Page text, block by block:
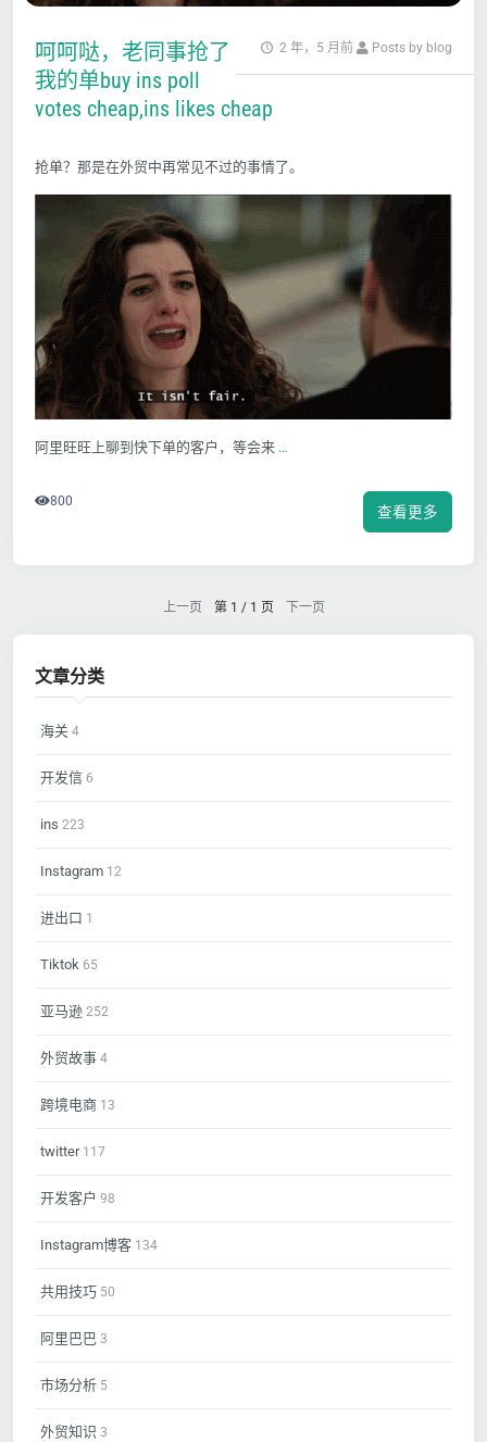
2 年，5 月前 Posts by blog
呵呵哒，老同事抢了
我的单buy ins poll
votes cheap,ins likes cheap
抢单？那是在外贸中再常见不过的事情了。
阿里旺旺上聊到快下单的客户，等会来 …
查看更多
800
上一页 第 1 / 1 页 下一页
文章分类
海关 4
开发信 6
ins 223
Instagram 12
进出口 1
Tiktok 65
亚马逊 252
外贸故事 4
跨境电商 13
twitter117
开发客户 98
Instagram博客 134
共用技巧 50
阿里巴巴 3
市场分析 5
外贸知识 3